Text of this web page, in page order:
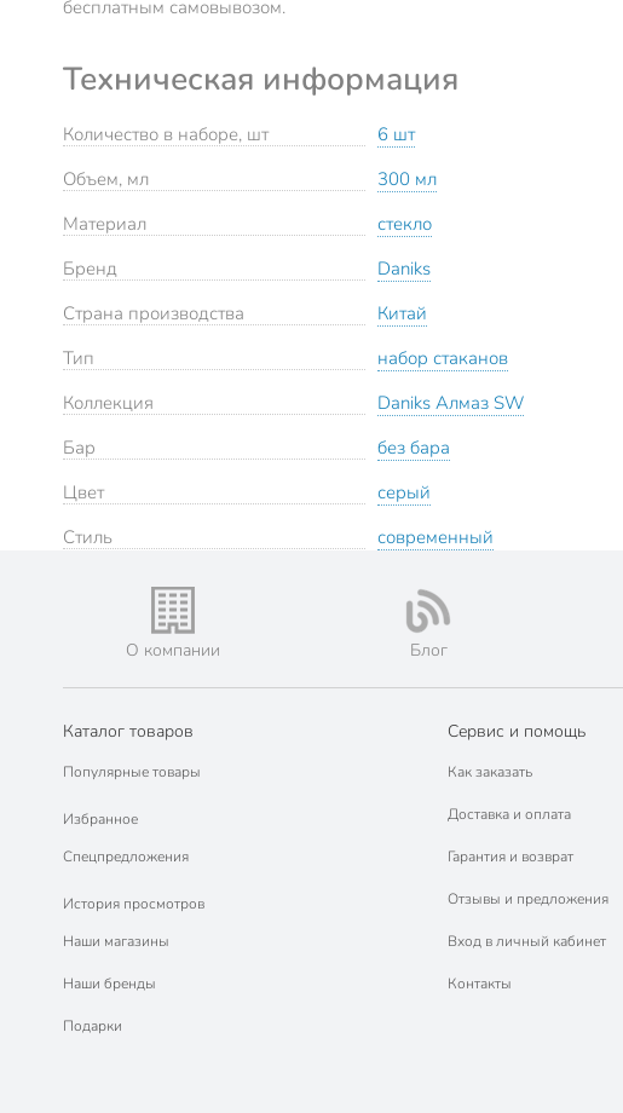
бесплатным самовывозом.
Техническая информация
Количество в наборе, шт
6 шт
Объем, мл
300 мл
Материал
стекло
Бренд
Daniks
Страна производства
Китай
Тип
набор стаканов
Коллекция
Daniks Алмаз SW
Бар
без бара
Цвет
серый
Стиль
современный
О компании Блог
Каталог товаров
Популярные товары
Избранное
Спецпредложения
История просмотров
Наши магазины
Наши бренды
Подарки
Сервис и помощь
Как заказать
Доставка и оплата
Гарантия и возврат
Отзывы и предложения
Вход в личный кабинет
Контакты